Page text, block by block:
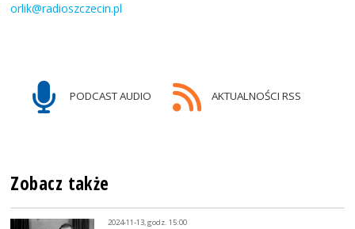
orlik@radioszczecin.pl
PODCAST AUDIO AKTUALNOŚCI RSS
Zobacz także
2024-11-13, godz. 15:00